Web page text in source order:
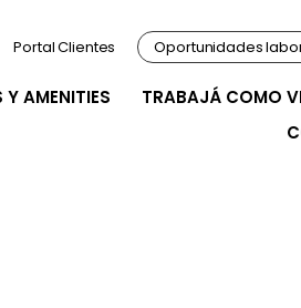
Y AMENITIES TRABAJÁ COMO
Portal Clientes Oportunidades